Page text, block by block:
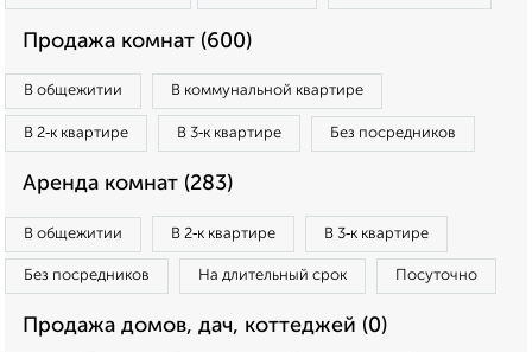
Продажа комнат (600)
В общежитии В коммунальной квартире
В 2‑к квартире В 3‑к квартире Без посредников
Аренда комнат (283)
В общежитии В 2‑к квартире В 3‑к квартире
Без посредников На длительный срок Посуточно
Продажа домов, дач, коттеджей (0)